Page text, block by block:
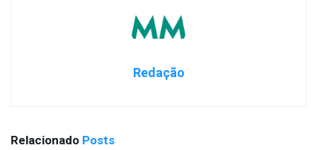
Redação
Relacionado Posts